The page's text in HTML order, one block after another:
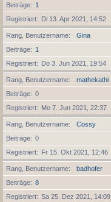
Beiträge
1
Registriert
Di 13. Apr 2021, 14:52
Rang, Benutzername
Gina
Beiträge
1
Registriert
Do 3. Jun 2021, 19:54
Rang, Benutzername
mathekathi
Beiträge
0
Registriert
Mo 7. Jun 2021, 22:37
Rang, Benutzername
Cossy
Beiträge
0
Registriert
Fr 15. Okt 2021, 12:46
Rang, Benutzername
badhofer
Beiträge
8
Registriert
Sa 25. Dez 2021, 14:09